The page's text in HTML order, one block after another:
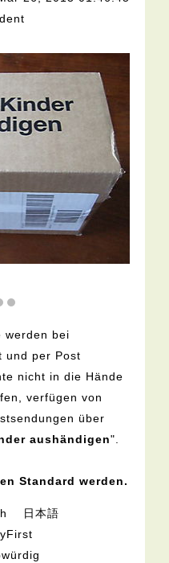
werden bei
und per Post
nicht in die Hände
verfügen von
über
aushändigen".
Standard werden.
日本語